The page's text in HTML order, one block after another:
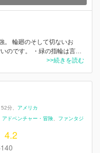
。 輪廻のそして切ないお
のです。 ・緑の指輪は言…
>>続きを読む
52分
アメリカ
アドベンチャー・冒険
ファンタジ
4.2